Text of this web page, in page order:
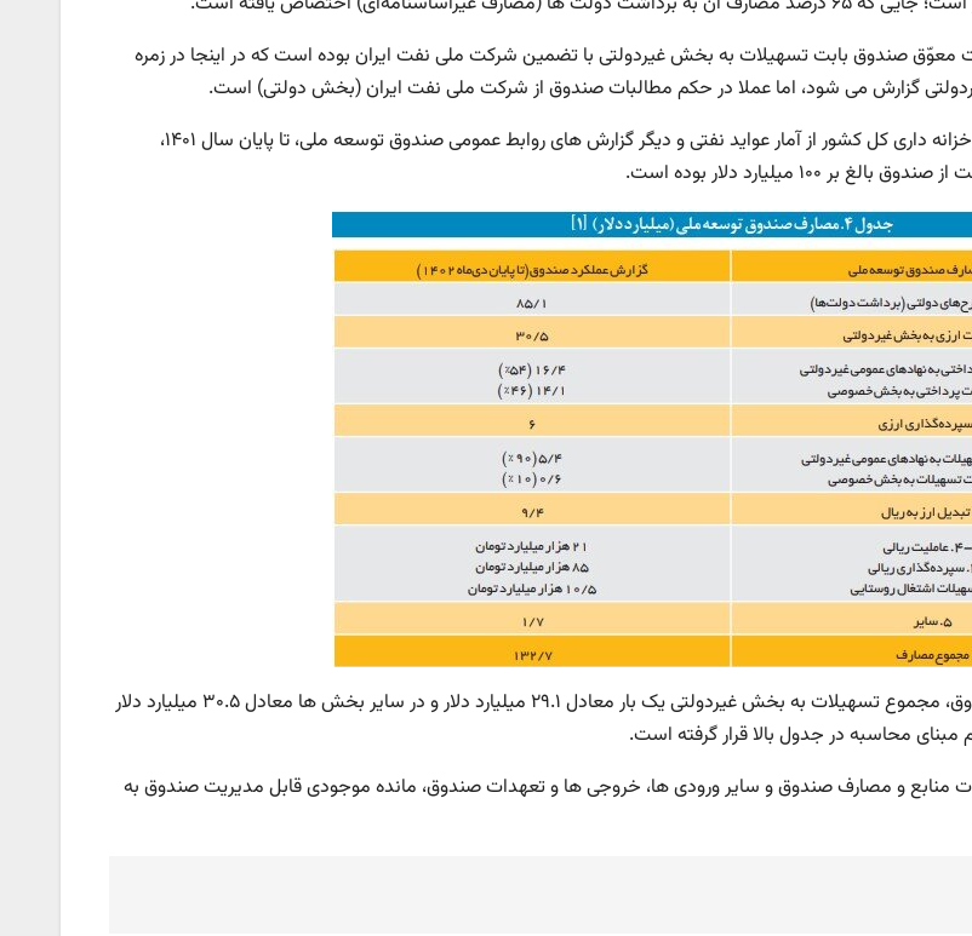
معوّق صندوق بابت تسهیلات به بخش غیردولتی با تضمین شرکت ملی نفت ایران بوده است که در اینجا در زمره
گزارش می شود، اما عملا در حکم مطالبات صندوق از شرکت ملی نفت ایران (بخش دولتی) است.
به استناد گزارش های خزانه داری کل کشور از آمار عواید نفتی و دیگر گزارش های روابط عمومی صندوق توسعه ملی، تا پایان سال ۱۴۰۱،
۱۰۰ میلیارد دلار بوده است.
در گزارش عملکرد صندوق، مجموع تسهیلات به بخش غیردولتی یک بار معادل ۲۹.۱ میلیارد دلار و در سایر بخش ها معادل ۳۰.۵ میلیارد دلار
محاسبه در جدول بالا قرار گرفته است.
منابع و مصارف صندوق و سایر ورودی ها، خروجی ها و تعهدات صندوق، مانده موجودی قابل مدیریت صندوق به